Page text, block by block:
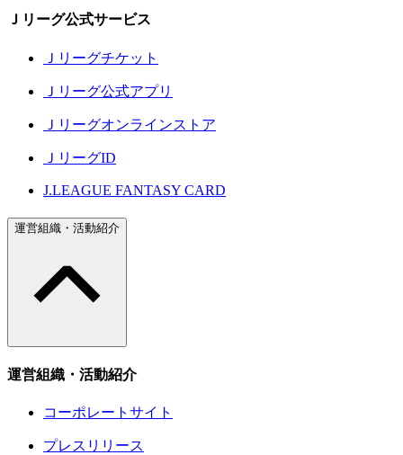
Ｊリーグ公式サービス
Ｊリーグチケット
Ｊリーグ公式アプリ
Ｊリーグオンラインストア
ＪリーグID
J.LEAGUE FANTASY CARD
運営組織・活動紹介
運営組織・活動紹介
コーポレートサイト
プレスリリース